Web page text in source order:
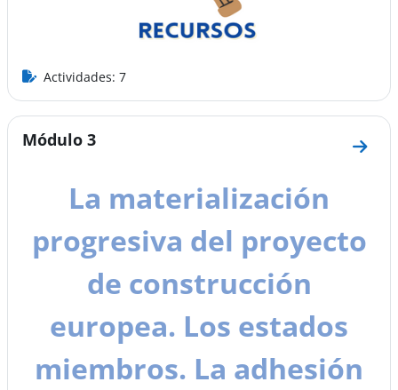
Actividades: 7
Módulo 3
Ir a
La materialización
progresiva del proyecto
de construcción
europea. Los estados
miembros. La adhesión